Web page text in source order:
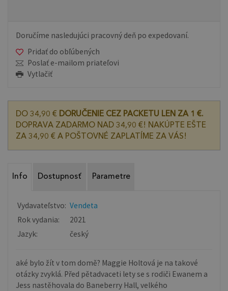
Doručíme nasledujúci pracovný deň po expedovaní.
Pridať do obľúbených
Poslať e-mailom priateľovi
Vytlačiť
DO 34,90 € DORUČENIE CEZ PACKETU LEN ZA 1 €.
DOPRAVA ZADARMO NAD 34,90 €! NAKÚPTE EŠTE
ZA 34,90 € A POŠTOVNÉ ZAPLATÍME ZA VÁS!
Info Dostupnosť Parametre
Vydavateľstvo: Vendeta
Rok vydania:
2021
Jazyk:
český
aké bylo žít v tom domě? Maggie Holtová je na takové
otázky zvyklá. Před pětadvaceti lety se s rodiči Ewanem a
Jess nastěhovala do Baneberry Hall, velkého